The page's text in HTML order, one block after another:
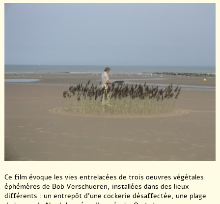
Ce film évoque les vies entrelacées de trois oeuvres végétales
éphémères de Bob Verschueren, installées dans des lieux
différents : un entrepôt d’une cockerie désaffectée, une plage